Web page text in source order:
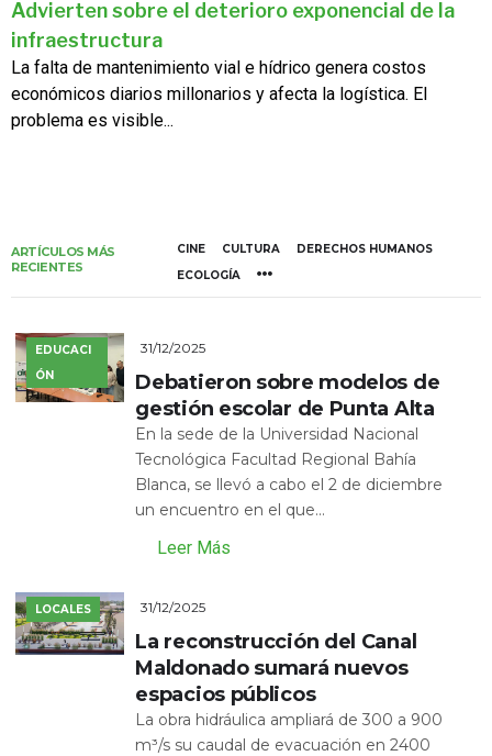
Advierten sobre el deterioro exponencial de la
infraestructura
La falta de mantenimiento vial e hídrico genera costos
económicos diarios millonarios y afecta la logística. El
problema es visible...
ARTÍCULOS MÁS
RECIENTES
CINE CULTURA
DERECHOS HUMANOS
ECOLOGÍA
EDUCACI
ÓN
31/12/2025
Debatieron sobre modelos de
gestión escolar de Punta Alta
En la sede de la Universidad Nacional
Tecnológica Facultad Regional Bahía
Blanca, se llevó a cabo el 2 de diciembre
un encuentro en el que...
Leer Más
LOCALES 31/12/2025
La reconstrucción del Canal
Maldonado sumará nuevos
espacios públicos
La obra hidráulica ampliará de 300 a 900
m³/s su caudal de evacuación en 2400